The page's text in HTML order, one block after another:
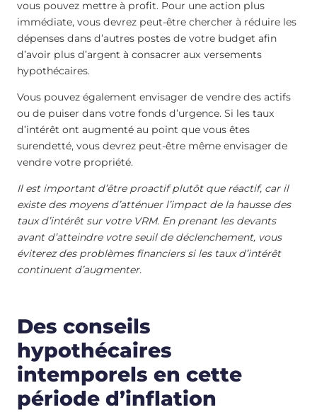
vous pouvez mettre à profit. Pour une action plus
immédiate, vous devrez peut-être chercher à réduire les
dépenses dans d’autres postes de votre budget afin
d’avoir plus d’argent à consacrer aux versements
hypothécaires.
Vous pouvez également envisager de vendre des actifs
ou de puiser dans votre fonds d’urgence. Si les taux
d’intérêt ont augmenté au point que vous êtes
surendetté, vous devrez peut-être même envisager de
vendre votre propriété.
Il est important d’être proactif plutôt que réactif, car il
existe des moyens d’atténuer l’impact de la hausse des
taux d’intérêt sur votre VRM. En prenant les devants
avant d’atteindre votre seuil de déclenchement, vous
éviterez des problèmes financiers si les taux d’intérêt
continuent d’augmenter.
Des conseils
hypothécaires
intemporels en cette
période d’inflation